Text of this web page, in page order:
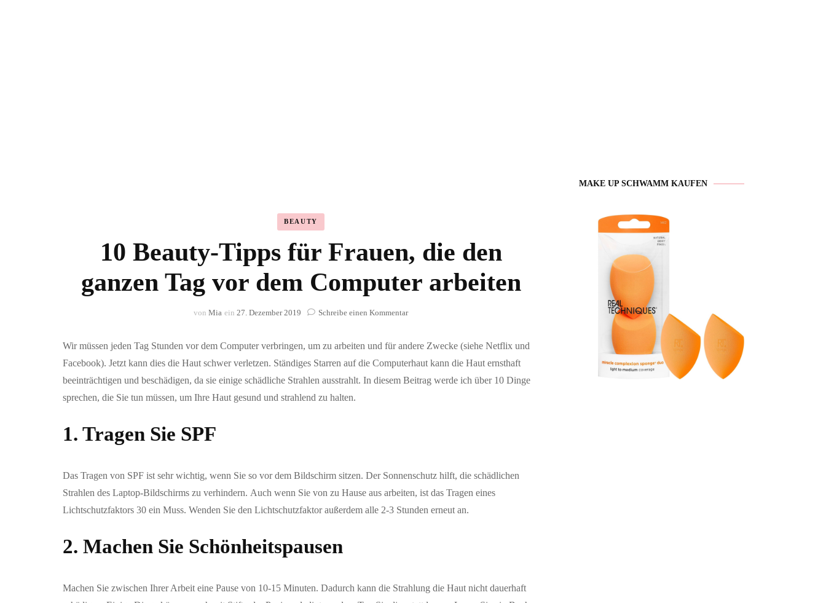
BEAUTY
10 Beauty-Tipps für Frauen, die den
ganzen Tag vor dem Computer arbeiten
von Mia ein 27. Dezember 2019 Schreibe einen Kommentarzu
Tipps
für
die
arbeiten
Wir müssen jeden Tag Stunden vor dem Computer verbringen, um zu arbeiten und für andere Zwecke (siehe Netflix und
Facebook). Jetzt kann dies die Haut schwer verletzen. Ständiges Starren auf die Computerhaut kann die Haut ernsthaft
beeinträchtigen und beschädigen, da sie einige schädliche Strahlen ausstrahlt. In diesem Beitrag werde ich über 10 Dinge
sprechen, die Sie tun müssen, um Ihre Haut gesund und strahlend zu halten.
1. Tragen Sie SPF
Das Tragen von SPF ist sehr wichtig, wenn Sie so vor dem Bildschirm sitzen. Der Sonnenschutz hilft, die schädlichen
Strahlen des Laptop-Bildschirms zu verhindern. Auch wenn Sie von zu Hause aus arbeiten, ist das Tragen eines
Lichtschutzfaktors 30 ein Muss. Wenden Sie den Lichtschutzfaktor außerdem alle 2-3 Stunden erneut an.
2. Machen Sie Schönheitspausen
Machen Sie zwischen Ihrer Arbeit eine Pause von 10-15 Minuten. Dadurch kann die Strahlung die Haut nicht dauerhaft
MAKE UP SCHWAMM KAUFEN